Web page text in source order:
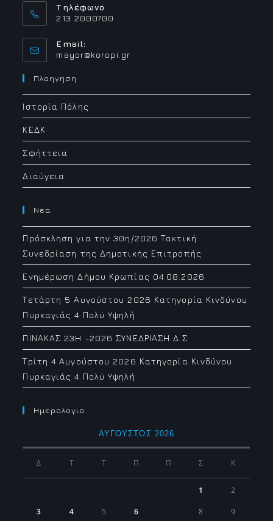
Τηλέφωνο
213 2000700
Email:
mayor@koropi.grOpens
Πλοηγηση
Ιστορία Πόλης
ΚΕΔΚ
Σφήττεια
Διαύγεια
Νεα
Πρόσκληση για την 30η/2026 Τακτική
Συνεδρίαση της Δημοτικής Επιτροπής
Ενημέρωση Δήμου Κρωπίας 04.08.2026
Τετάρτη 5 Αυγούστου 2026 Κατηγορία Κινδύνου
Πυρκαγιάς 4 Πολύ Υψηλή
ΠΙΝΑΚΑΣ 23H -2026 ΣΥΝΕΔΡΙΑΣΗ Δ.Σ
Τρίτη 4 Αυγούστου 2026 Κατηγορία Κινδύνου
Πυρκαγιάς 4 Πολύ Υψηλή
Ημερολογιο
ΑΎΓΟΥΣΤΟΣ 2026
Δ Τ Τ Π Π Σ Κ
1 2
3 4 5 6 8 9